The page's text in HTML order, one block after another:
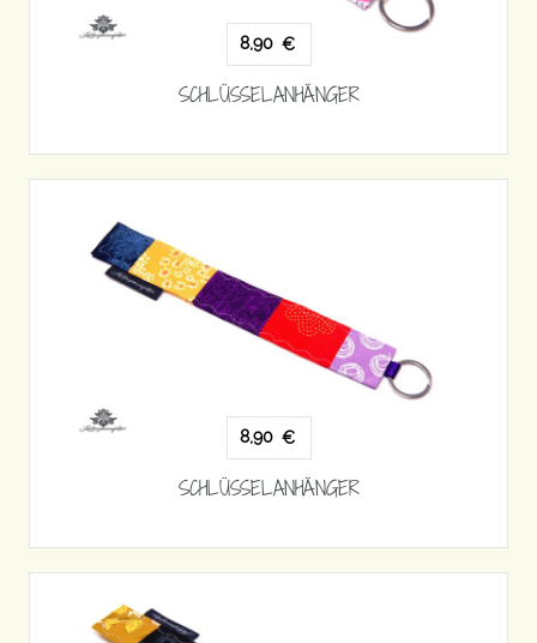
8,90 €
SCHLÜSSELANHÄNGER
8,90 €
SCHLÜSSELANHÄNGER